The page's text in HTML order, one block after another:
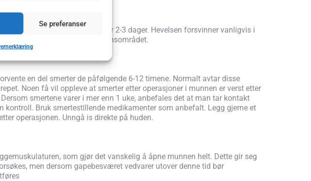
Se preferanser
er vanlig, og er gjerne størst etter 2-3 dager. Hevelsen forsvinner vanligvis i
på huden over operasjonsområdet.
en del smerter de påfølgende 6-12 timene. Normalt avtar disse
Noen få vil oppleve at smerter etter operasjoner i munnen er verst etter
smertene varer i mer enn 1 uke, anbefales det at man tar kontakt
kontroll. Bruk smertestillende medikamenter som anbefalt. Legg gjerne et
operasjonen. Unngå is direkte på huden.
som gjør det vanskelig å åpne munnen helt. Dette gir seg
men dersom gapebesværet vedvarer utover denne tid bør